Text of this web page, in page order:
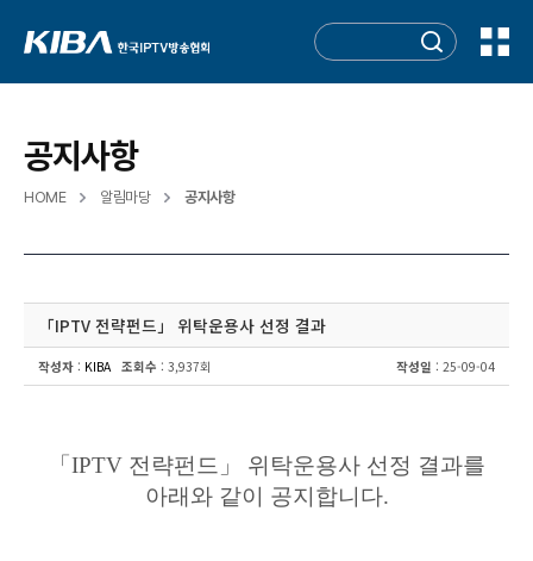
공지사항
HOME 알림마당 공지사항
「IPTV 전략펀드」 위탁운용사 선정 결과
작성자 : KIBA 조회수 : 3,937회 작성일 : 25-09-04
「 IPTV 전략펀드 」 위탁운용사 선정 결과를
아래와 같이 공지합니다.